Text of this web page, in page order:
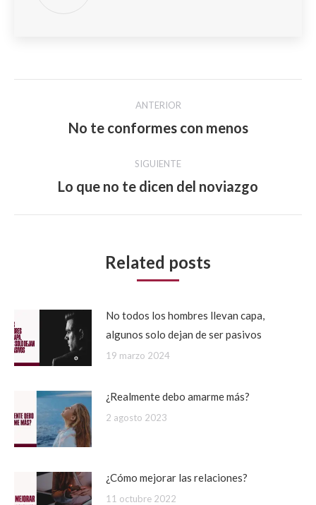
entre
publicaciones
ANTERIOR
Publicación
No te conformes con menos
SIGUIENTE
Publicación
Lo que no te dicen del noviazgo
Related posts
No todos los hombres llevan capa,
algunos solo dejan de ser pasivos
19 marzo 2024
¿Realmente debo amarme más?
2 agosto 2023
¿Cómo mejorar las relaciones?
11 octubre 2022